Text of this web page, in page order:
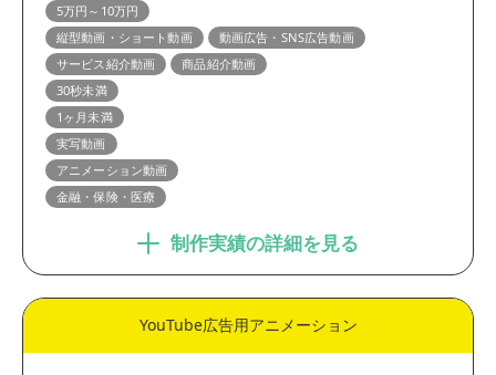
5万円～10万円
縦型動画・ショート動画
動画広告・SNS広告動画
サービス紹介動画
商品紹介動画
30秒未満
1ヶ月未満
実写動画
アニメーション動画
金融・保険・医療
制作実績の詳細を見る
YouTube広告用アニメーション